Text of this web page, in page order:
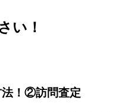
い！
法！②訪問査定